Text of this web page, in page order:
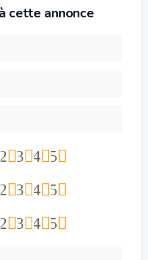
cette annonce
5
4
3
5
4
3
5
4
3